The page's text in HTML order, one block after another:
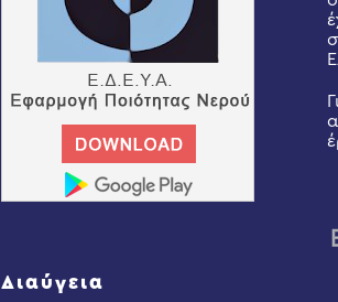
Διαύγεια